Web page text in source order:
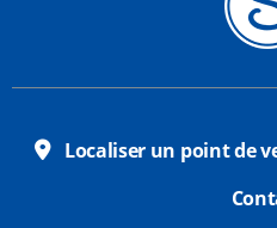
Localiser un point de